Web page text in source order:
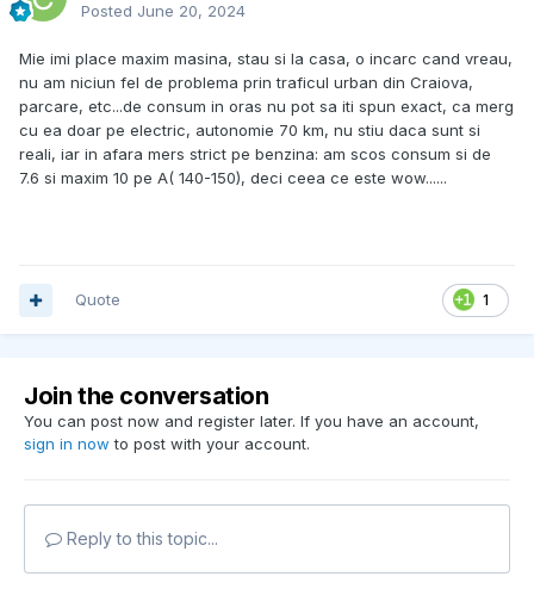
Posted June 20, 2024
Mie imi place maxim masina, stau si la casa, o incarc cand vreau,
nu am niciun fel de problema prin traficul urban din Craiova,
parcare, etc...de consum in oras nu pot sa iti spun exact, ca merg
cu ea doar pe electric, autonomie 70 km, nu stiu daca sunt si
reali, iar in afara mers strict pe benzina: am scos consum si de
7.6 si maxim 10 pe A( 140-150), deci ceea ce este wow......
1
Quote
Join the conversation
You can post now and register later. If you have an account,
sign in now to post with your account.
Reply to this topic...